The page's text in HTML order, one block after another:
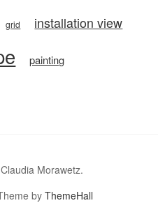
grid
installation view
painting
Morawetz.
byThemeHall